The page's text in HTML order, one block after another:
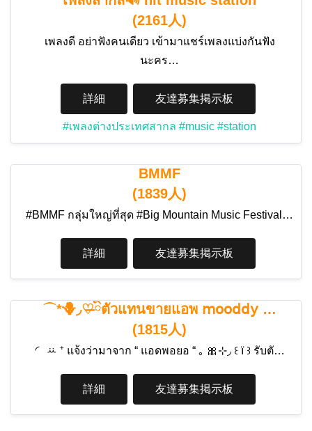
(2161人)
เพลงดี อย่าฟังคนเดียว เข้ามาแชร์เพลงแบ่งกันฟัง
นะคร…
詳細 友達募集掲示板
#เพลงต่างประเทศสากล #music #station
BMMF
(1839人)
#BMMF กลุ่มใหญ่ที่สุด #Big Mountain Music Festival…
詳細 友達募集掲示板
⌒*🪻◞♡̶ིྀตัวแทนขายแอพ 𝗆𝗈𝗈𝖽𝖽𝗒 …
(1815人)
◜ ꕁ ⁺ แจ้งว่ามาจาก “ แอดพอยอ “ ｡ 🎀⊹◞ ꒰ ї ꒱ รับตั…
詳細 友達募集掲示板